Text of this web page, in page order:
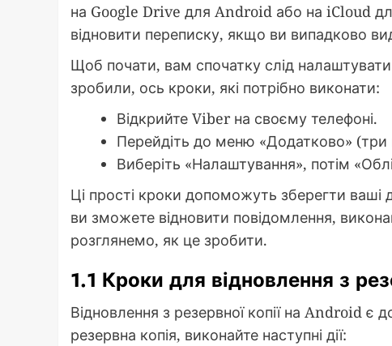
на Google Drive для Android або на iCloud
відновити переписку, якщо ви випадково
Щоб почати, вам спочатку слід
зробили, ось кроки, які потрібно виконати:
Відкрийте Viber на своєму телефоні.
Перейдіть до меню «Додатково»
Виберіть «Налаштування», потім
Ці прості кроки допоможуть зберегти
ви зможете відновити повідомлення,
розглянемо, як це зробити.
1.1 Кроки для відновлення з
Відновлення з резервної копії на Android
резервна копія, виконайте наступні дії: